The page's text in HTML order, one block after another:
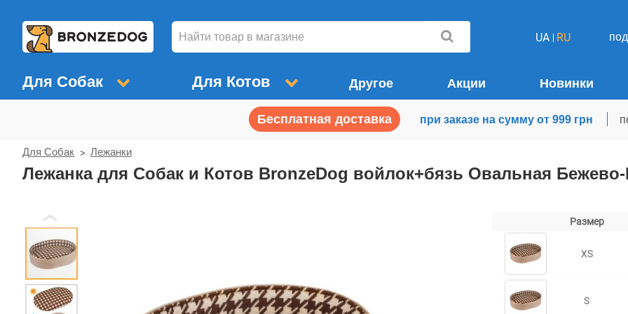
UA RU
Для Собак Для Котов Другое Акции Новинки
Бесплатная доставка при заказе на сумму от 999 грн
Для Собак Лежанки
Лежанка для Собак и Котов BronzeDog войлок+бязь Овальная
Размер
XS
S